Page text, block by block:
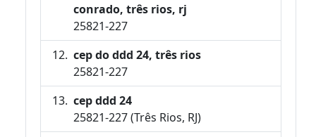
conrado, três rios, rj
25821-227
cep do ddd 24, três rios
25821-227
cep ddd 24
25821-227 (Três Rios, RJ)